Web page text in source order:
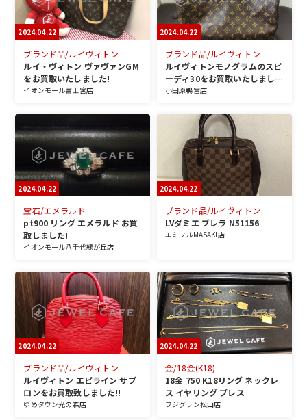
2024.04.22
ブランド品/ルイヴィトン
ルイ・ヴィトン ヴァヴァンGM
をお買取いたしました!
イオンモール富士宮店
2024.04.22
ブランド品/ルイヴィトン
ルイヴィトンモノグラムのスピ
ーディ30をお買取いたしまし
た!
小田原鴨宮店
2024.04.22
宝石/エメラルド
pt900 リング エメラルド お買
取しました!
イオンモール八千代緑が丘店
2024.04.22
ブランド品/ルイヴィトン
LVダミエ ブレラ N51156
エミフルMASAKI店
2024.04.22
ブランド品/ルイヴィトン
ルイヴィトン エピライン サブ
ロンをお買取致しました!!
ゆめタウン光の森店
2024.04.22
金/18金(K18)
18金 750 K18リング ネックレ
ス イヤリング ブレス
フジグラン松山店